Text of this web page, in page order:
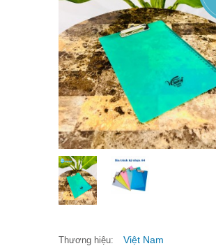
Thương hiệu: Việt Nam